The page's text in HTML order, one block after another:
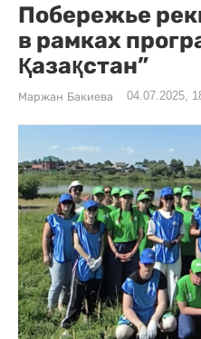
Побережье
в рамках
Қазақстан”
Маржан Бакиева 04.07.2025,